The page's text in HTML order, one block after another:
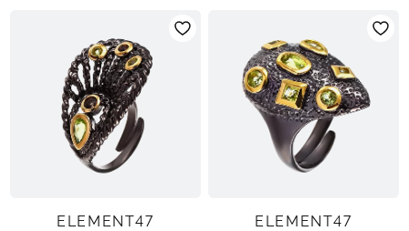
ELEMENT47
ELEMENT47